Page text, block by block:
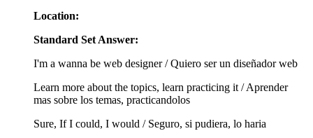
Location:
Standard Set Answer:
I'm a wanna be web designer / Quiero ser un diseñador web
Learn more about the topics, learn practicing it / Aprender
mas sobre los temas, practicandolos
Sure, If I could, I would / Seguro, si pudiera, lo haria